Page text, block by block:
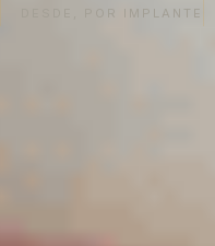
DESDE, POR IMPLANTE